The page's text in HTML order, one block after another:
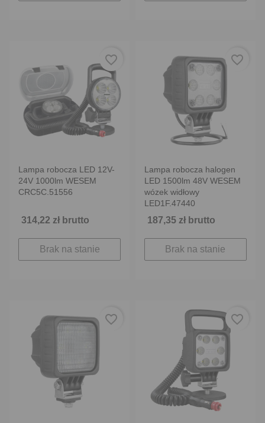
Lampa robocza LED 12V-
24V 1000lm WESEM
CRC5C.51556
314,22 zł brutto
Brak na stanie
favorite_border
Lampa robocza halogen
LED 1500lm 48V WESEM
wózek widłowy
LED1F.47440
187,35 zł brutto
Brak na stanie
favorite_border
favorite_border favorite_border